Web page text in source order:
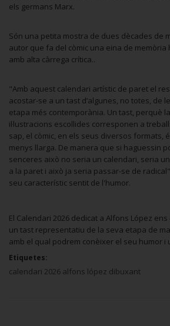
els germans Marx.
Són una petita mostra de dues dècades de
autor que fa del còmic una eina de memòria
amb alta càrrega crítica..
"Amb aquest calendari artístic de paret el
acostar-se a un tast d’algunes, no totes, de
etapa més contemporània. Un tast, perquè
il·lustracions escollides corresponen a
sap, el còmic, en els seus diversos formats,
menys llarga. De manera que si haguessin
senceres això no seria un calendari, seria
a la paret i això ja seria passar-se de
seu característic sentit de l'humor.
El Calendari 2026 dedicat a Alfons López
un tast representatiu de la seva etapa de
amb el qual podrem conèixer el seu humor i
Etiquetes:
calendari 2026 alfons lópez dibuxant